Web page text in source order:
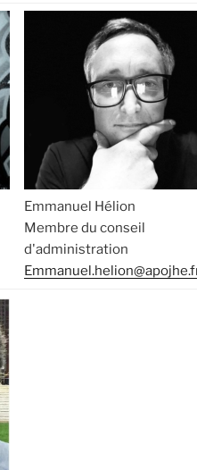
Emmanuel Hélion
Membre du conseil
d'administration